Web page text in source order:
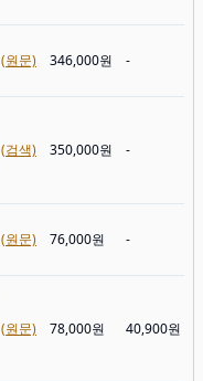
(원문) 346,000원 -
(검색) 350,000원 -
(원문) 76,000원 -
(원문) 78,000원 40,900원